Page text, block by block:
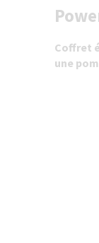
Coffret
une